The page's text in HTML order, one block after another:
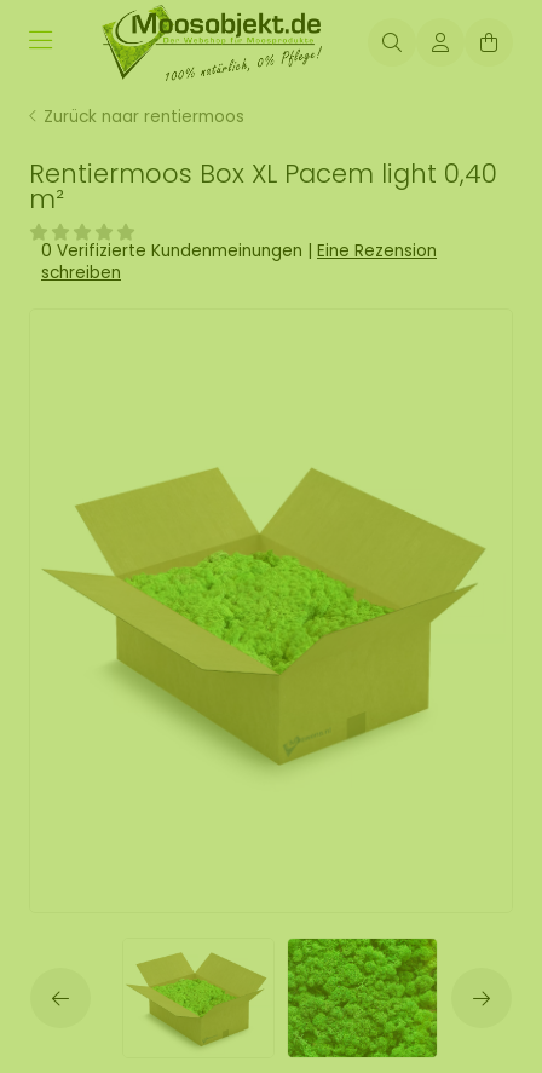
Zurück naar rentiermoos
Rentiermoos Box XL Pacem light 0,40
m²
0 Verifizierte Kundenmeinungen | Eine Rezension
schreiben